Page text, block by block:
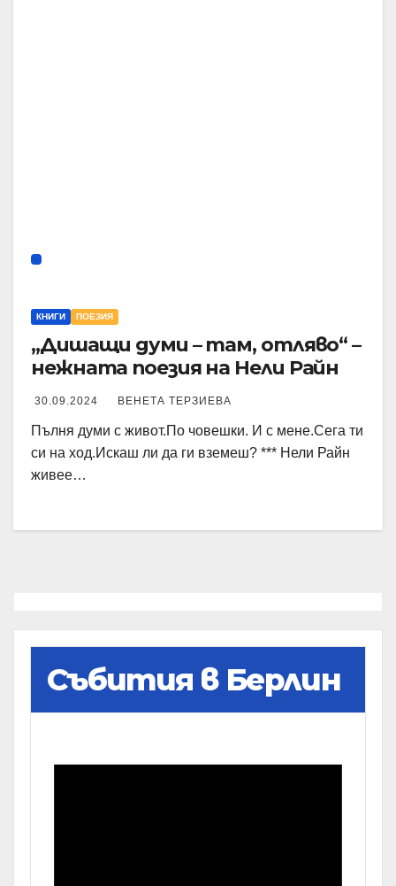
КНИГИ ПОЕЗИЯ
„Дишащи думи – там, отляво“ –
нежната поезия на Нели Райн
30.09.2024 ВЕНЕТА ТЕРЗИЕВА
Пълня думи с живот.По човешки. И с мене.Сега ти
си на ход.Искаш ли да ги вземеш? *** Нели Райн
живее…
Събития в Берлин